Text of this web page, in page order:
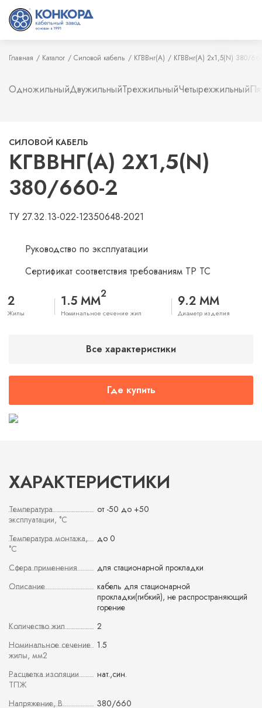
Главная Каталог Силовой кабель КГВВнг(А) КГВВнг(А) 2х1,5(N) 380/
ОдножильныйДвужильныйТрехжильныйЧетырехжильный
СИЛОВОЙ КАБЕЛЬ
КГВВНГ(А) 2Х1,5(N)
380/660-2
ТУ 27.32.13-022-12350648-2021
Руководство по эксплуатации
Сертификат соответствия требованиям ТР ТС
2
Жилы
1.5 ММ2
Номинальное сечение жил
9.2 ММ
Диаметр изделия
Все характеристики
Где купить
ХАРАКТЕРИСТИКИ
Температура
эксплуатации, °С
от -50 до +50
Температура монтажа,
°С
до 0
Сфера применения
для стационарной прокладки
Описание
кабель для стационарной
прокладки(гибкий), не распространяющий
горение
Количество жил
2
Номинальное сечение
жилы, мм2
1.5
Расцветка изоляции
ТПЖ
нат.,син.
Напряжение, В
380/660